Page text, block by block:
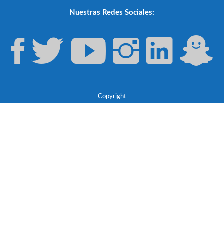
Nuestras Redes Sociales:
Copyright